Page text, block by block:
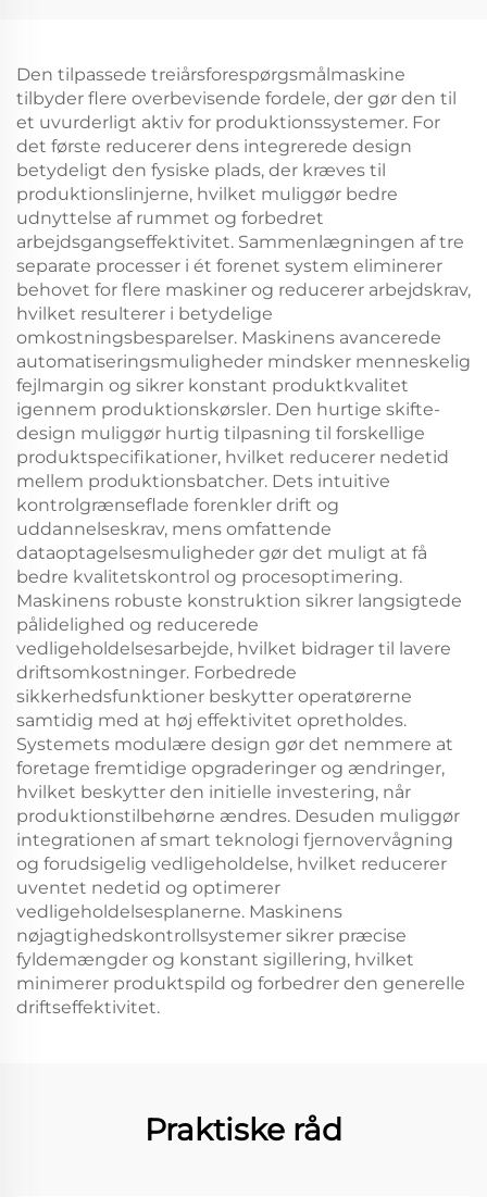
Den tilpassede treiårsforespørgsmålmaskine
tilbyder flere overbevisende fordele, der gør den til
et uvurderligt aktiv for produktionssystemer. For
det første reducerer dens integrerede design
betydeligt den fysiske plads, der kræves til
produktionslinjerne, hvilket muliggør bedre
udnyttelse af rummet og forbedret
arbejdsgangseffektivitet. Sammenlægningen af tre
separate processer i ét forenet system eliminerer
behovet for flere maskiner og reducerer arbejdskrav,
hvilket resulterer i betydelige
omkostningsbesparelser. Maskinens avancerede
automatiseringsmuligheder mindsker menneskelig
fejlmargin og sikrer konstant produktkvalitet
igennem produktionskørsler. Den hurtige skifte-
design muliggør hurtig tilpasning til forskellige
produktspecifikationer, hvilket reducerer nedetid
mellem produktionsbatcher. Dets intuitive
kontrolgrænseflade forenkler drift og
uddannelseskrav, mens omfattende
dataoptagelsesmuligheder gør det muligt at få
bedre kvalitetskontrol og procesoptimering.
Maskinens robuste konstruktion sikrer langsigtede
pålidelighed og reducerede
vedligeholdelsesarbejde, hvilket bidrager til lavere
driftsomkostninger. Forbedrede
sikkerhedsfunktioner beskytter operatørerne
samtidig med at høj effektivitet opretholdes.
Systemets modulære design gør det nemmere at
foretage fremtidige opgraderinger og ændringer,
hvilket beskytter den initielle investering, når
produktionstilbehørne ændres. Desuden muliggør
integrationen af smart teknologi fjernovervågning
og forudsigelig vedligeholdelse, hvilket reducerer
uventet nedetid og optimerer
vedligeholdelsesplanerne. Maskinens
nøjagtighedskontrollsystemer sikrer præcise
fyldemængder og konstant sigillering, hvilket
minimerer produktspild og forbedrer den generelle
driftseffektivitet.
Praktiske råd